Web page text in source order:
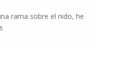
rama sobre el nido, he